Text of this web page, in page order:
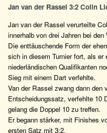
Jan van der Rassel 3:2 Colin
Jan van der Rassel verurteilte
innerhalb von drei Jahren bei
Die enttäuschende Form der
sich in diesem Turnier fort, als er
niederländischen Qualifikanten
Sieg mit einem Dart verfehlte.
Van der Rassel zwang dann den
Entscheidungssatz, verfehlte 10
gelang die Doppel 10 zu treffen.
Er begann stärker, mit Finishes
ersten Satz mit 3:2.